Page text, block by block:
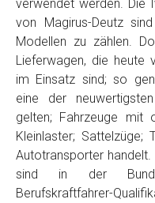
Foto Nr. 1
Foto Nr. 2
Foto Nr. 3
Sonstiges
verwendet werden. Die
von Magirus-Deutz
Modellen zu zählen.
Lieferwagen, die heute
im Einsatz sind; so
eine der
gelten; Fahrzeuge mit
Kleinlaster; Sattelzüge;
Autotransporter
sind in der
Berufskraftfahrer-